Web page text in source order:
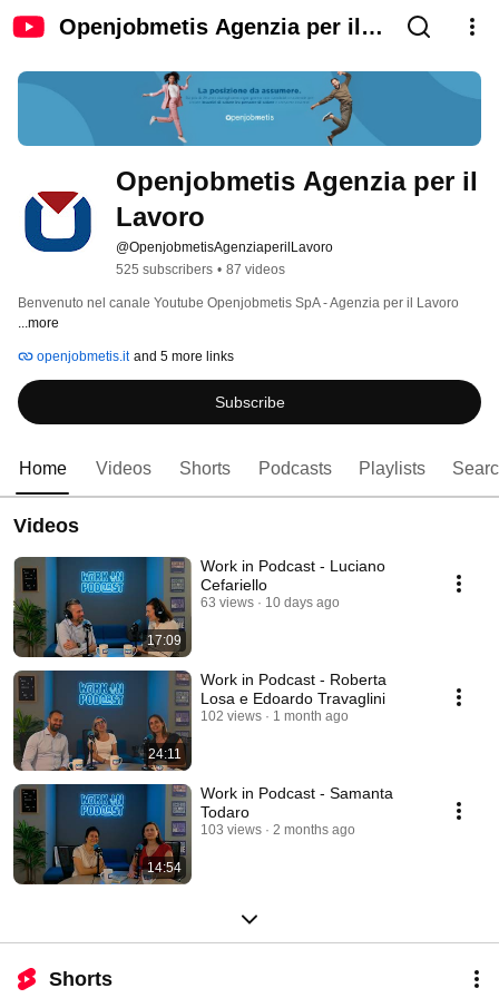
Openjobmetis Agenzia per il
Openjobmetis Agenzia per il
Lavoro
@OpenjobmetisAgenziaperilLavoro
525 subscribers • 87 videos
Benvenuto nel canale Youtube Openjobmetis SpA - Agenzia per il Lavoro
...more
openjobmetis.it and 5 more links
Subscribe
Home Videos Shorts Podcasts Playlists
Videos
17:09
Work in Podcast - Luciano
Cefariello
63 views 10 days ago
24:11
Work in Podcast - Roberta
Losa e Edoardo Travaglini
102 views 1 month ago
14:54
Work in Podcast - Samanta
Todaro
103 views 2 months ago
Shorts